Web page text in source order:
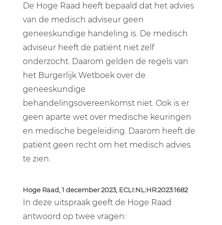
De Hoge Raad heeft bepaald dat het advies
van de medisch adviseur geen
geneeskundige handeling is. De medisch
adviseur heeft de patiënt niet zelf
onderzocht. Daarom gelden de regels van
het Burgerlijk Wetboek over de
geneeskundige
behandelingsovereenkomst niet. Ook is er
geen aparte wet over medische keuringen
en medische begeleiding. Daarom heeft de
patiënt geen recht om het medisch advies
te zien.
Hoge Raad, 1 december 2023, ECLI:NL:HR:2023:1682
In deze uitspraak geeft de Hoge Raad
antwoord op twee vragen: